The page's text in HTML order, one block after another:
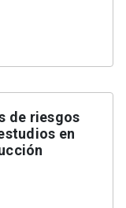
de riesgos
en